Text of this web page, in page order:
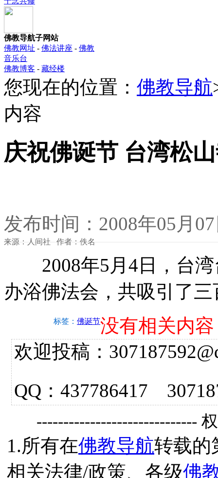
佛教导航子网站
佛教网址 - 佛法讲座 - 佛教
音乐台
佛教博客 - 藏经楼
您现在的位置： 佛教导航
内容
庆祝佛诞节 台湾松
发布时间：2008年05月
来源：人间社 作者：佚名
2008年5月4日，台湾
办浴佛法会，共吸引了
标签： 佛诞节没有相关内容
欢迎投稿：
QQ：437786417
------------------------------
1.所有在佛教导航转载的
相关法律/政策、各级佛